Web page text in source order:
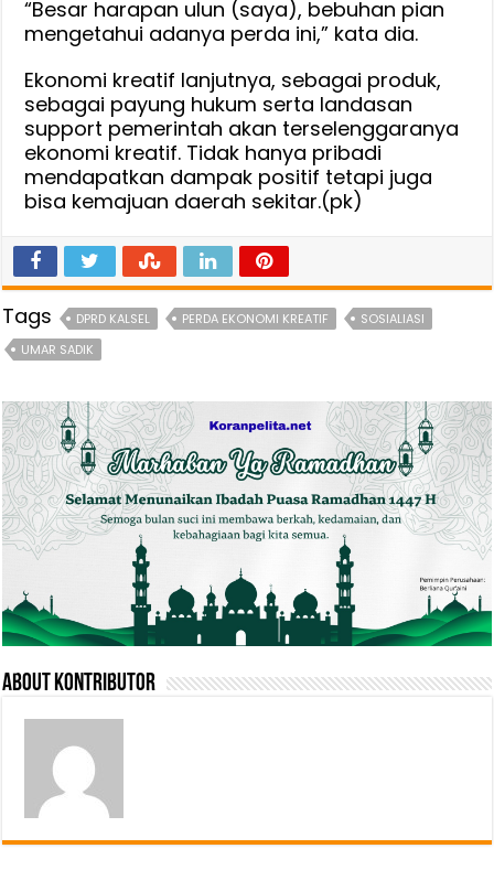
“Besar harapan ulun (saya), bebuhan pian
mengetahui adanya perda ini,” kata dia.
Ekonomi kreatif lanjutnya, sebagai produk,
sebagai payung hukum serta landasan
support pemerintah akan terselenggaranya
ekonomi kreatif. Tidak hanya pribadi
mendapatkan dampak positif tetapi juga
bisa kemajuan daerah sekitar.(pk)
Tags DPRD KALSEL PERDA EKONOMI KREATIF
SOSIALIASI
UMAR SADIK
About Kontributor